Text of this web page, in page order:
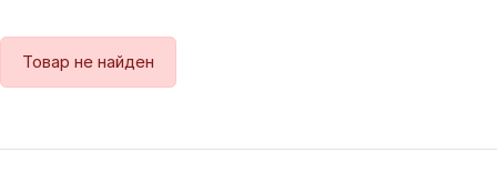
Товар не найден